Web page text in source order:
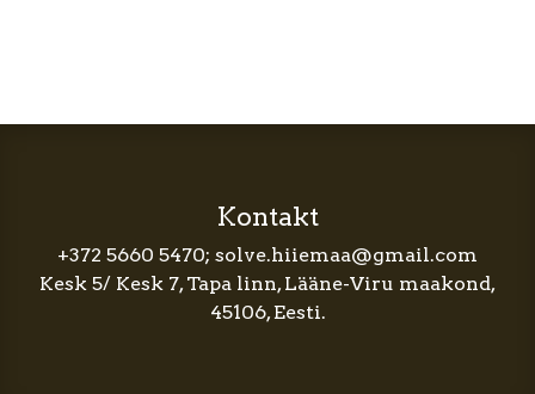
Kontakt
+372 5660 5470; solve.hiiemaa@gmail.com
Kesk 5/ Kesk 7, Tapa linn, Lääne-Viru maakond,
45106, Eesti.